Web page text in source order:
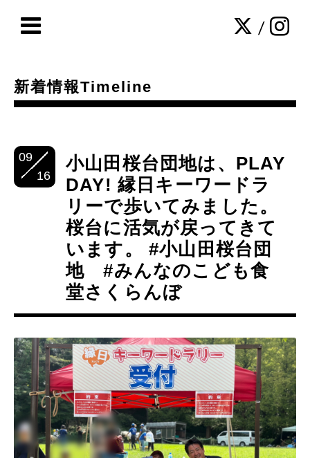
/
新着情報Timeline
09
16
小山田桜台団地は、PLAY
DAY! 縁日キーワードラ
リーで歩いてみました。
桜台に活気が戻ってきて
います。 #小山田桜台団
地 #みんなのこども食
堂さくらんぼ